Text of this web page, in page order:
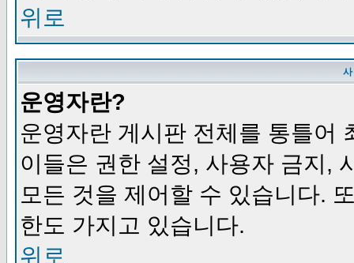
위로
운영자란?
운영자란 게시판 전체를 통틀어
이들은 권한 설정, 사용자 금지,
모든 것을 제어할 수 있습니다.
한도 가지고 있습니다.
위로